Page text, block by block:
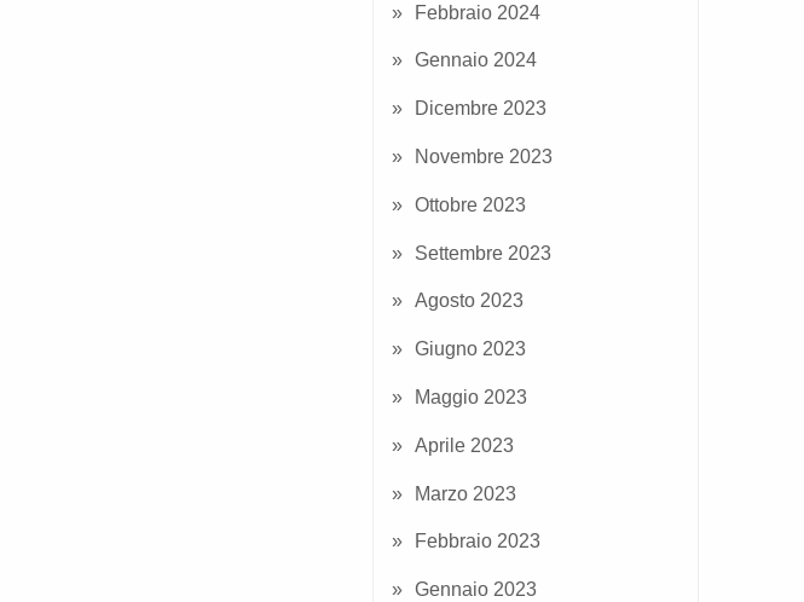
Febbraio 2024
Gennaio 2024
Dicembre 2023
Novembre 2023
Ottobre 2023
Settembre 2023
Agosto 2023
Giugno 2023
Maggio 2023
Aprile 2023
Marzo 2023
Febbraio 2023
Gennaio 2023